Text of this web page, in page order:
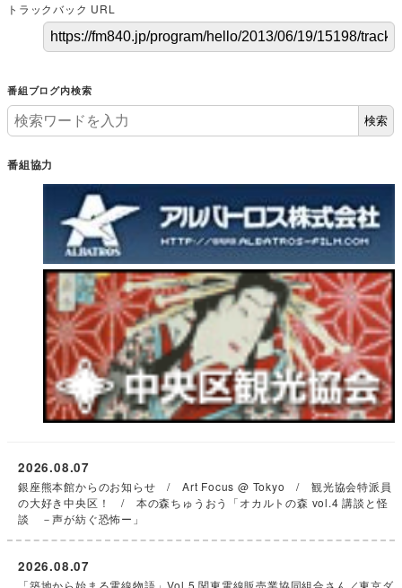
トラックバック URL
番組ブログ内検索
検索
番組協力
銀座熊本館からのお知らせ / Art Focus @ Tokyo / 観光協会特派員
の大好き中央区！ / 本の森ちゅうおう「オカルトの森 vol.4 講談と怪
談 －声が紡ぐ恐怖ー」
2026.08.07
「築地から始まる電線物語」Vol.5 関東電線販売業協同組合さん／東京ダ
2026.08.07